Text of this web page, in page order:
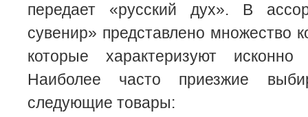
передает «русский дух». В
сувенир» представлено множество
которые характеризуют исконно
Наиболее часто приезжие
следующие товары: